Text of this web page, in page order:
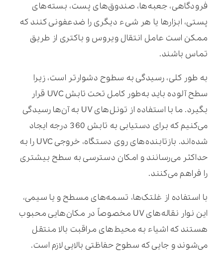
فرودگاهی، جعبه‌ها، صندوق‌های پست، بسته‌های
پستی، ابزارها یا هر شیء دیگری را ضدعفونی کنند که
ممکن است عامل انتقال ویروس و باکتری از طریق
تماس باشند.
به طور کلی، رسیدگی به سطوح دشوارتر است، زیرا
سطح آلوده باید به‌طور کامل تحت تابش UVC قرار
بگیرد. ما با استفاده از تونل‌های UV به آن‌ها رسیدگی
می‌کنیم که برای دستیابی به تابش 360 درجه ایجاد
شده‌اند. بازتابنده‌های روی دستگاه، خروجی UVC را به
حداکثر می‌رسانند و امکان دسترسی به سطح بیشتری
را فراهم می‌کنند.
با استفاده از غلتک‌ها، تسمه‌های مسطح و یا سیمی،
این نوار نقاله‌های UV مخصوصاً در مکان‌هایی محبوب
هستند که اشیاء به محیط‌های مراقبت بالا منتقل
می‌شوند و جایی که سطوح حفاظتی بالایی لازم است.